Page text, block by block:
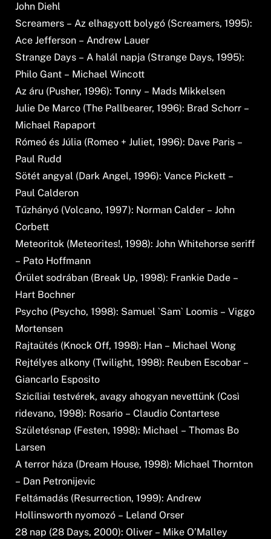
John Diehl
Screamers – Az elhagyott bolygó (Screamers, 1995):
Ace Jefferson – Andrew Lauer
Strange Days – A halál napja (Strange Days, 1995):
Philo Gant – Michael Wincott
Az áru (Pusher, 1996): Tonny – Mads Mikkelsen
Julie De Marco (The Pallbearer, 1996): Brad Schorr –
Michael Rapaport
Rómeó és Júlia (Romeo + Juliet, 1996): Dave Paris –
Paul Rudd
Sötét angyal (Dark Angel, 1996): Vance Pickett –
Paul Calderon
Tűzhányó (Volcano, 1997): Norman Calder – John
Corbett
Meteoritok (Meteorites!, 1998): John Whitehorse seriff
– Pato Hoffmann
Őrület sodrában (Break Up, 1998): Frankie Dade –
Hart Bochner
Psycho (Psycho, 1998): Samuel `Sam` Loomis – Viggo
Mortensen
Rajtaütés (Knock Off, 1998): Han – Michael Wong
Rejtélyes alkony (Twilight, 1998): Reuben Escobar –
Giancarlo Esposito
Szicíliai testvérek, avagy ahogyan nevettünk (Così
ridevano, 1998): Rosario – Claudio Contartese
Születésnap (Festen, 1998): Michael – Thomas Bo
Larsen
A terror háza (Dream House, 1998): Michael Thornton
– Dan Petronijevic
Feltámadás (Resurrection, 1999): Andrew
Hollinsworth nyomozó – Leland Orser
28 nap (28 Days, 2000): Oliver – Mike O’Malley